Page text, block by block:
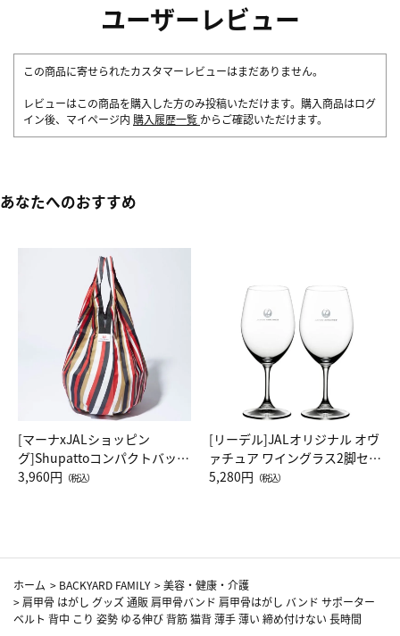
ユーザーレビュー
この商品に寄せられたカスタマーレビューはまだありません。
レビューはこの商品を購入した方のみ投稿いただけます。購入商品はログ
イン後、マイページ内 購入履歴一覧 からご確認いただけます。
あなたへのおすすめ
[マーナxJALショッピン
グ]Shupattoコンパクトバッグ
Drop JAL客室乗務員（LC）ス
3,960円 （税込）
[リーデル]JALオリジナル オヴ
ァチュア ワイングラス2脚セッ
ト（レッドワイン）
5,280円 （税込）
ホーム > BACKYARD FAMILY >美容・健康・介護
> 肩甲骨 はがし グッズ 通販 肩甲骨バンド 肩甲骨はがし バンド サポーター
ベルト 背中 こり 姿勢 ゆる伸び 背筋 猫背 薄手 薄い 締め付けない 長時間